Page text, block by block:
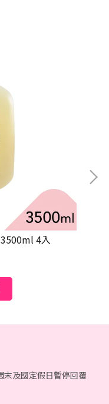
3500ml 4入
及國定假日暫停回覆